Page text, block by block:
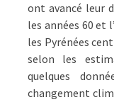
ont avancé leur
les années 60 et
les Pyrénées
selon les
quelques
changement